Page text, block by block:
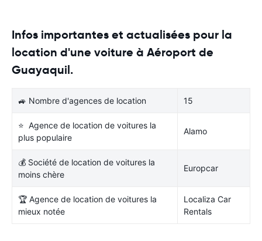
Infos importantes et actualisées pour la
location d'une voiture à Aéroport de
Guayaquil.
🚙 Nombre d'agences de location 15
⭐ Agence de location de voitures la
plus populaire
Alamo
💰 Société de location de voitures la
moins chère
Europcar
🏆 Agence de location de voitures la
mieux notée
Localiza Car
Rentals